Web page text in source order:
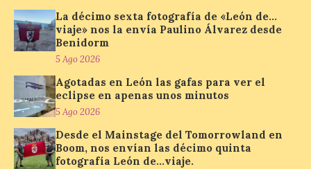
Bañeza inauguró en la tarde de este
martes 4 de agosto una nueva edición de
su tradicional Mercado Medieval, que
hasta el próximo 6 […]
Un viaje a la Antigüedad:
el Museo del Prado
propone un recorrido por
obras de su Colección de
inspiración clásica
La décimo sexta fotografía de «León de…
viaje» nos la envía Paulino Álvarez desde
Benidorm
5 Ago 2026
Agotadas en León las gafas para ver el
eclipse en apenas unos minutos
5 Ago 2026
Desde el Mainstage del Tomorrowland en
Boom, nos envían las décimo quinta
fotografía León de…viaje.